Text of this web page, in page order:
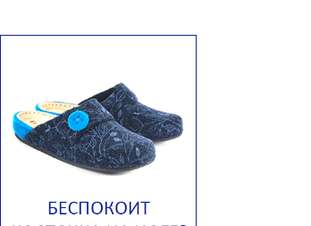
Ирландский картофельный суп
Суп из пастернака
Пряный морковный суп во время
зимних холодов
Американский суп из красной